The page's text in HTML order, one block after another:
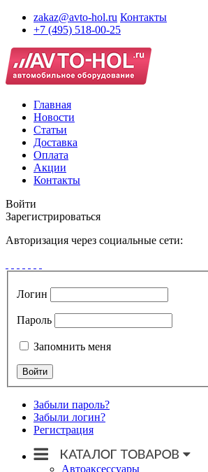
zakaz@avto-hol.ru Контакты
+7 (495) 518-00-25
Главная
Новости
Статьи
Доставка
Оплата
Акции
Контакты
Войти
Зарегистрироваться
Авторизация через социальные сети:
Логин
Пароль
Запомнить меня
Забыли пароль?
Забыли логин?
Регистрация
Автоаксессуары